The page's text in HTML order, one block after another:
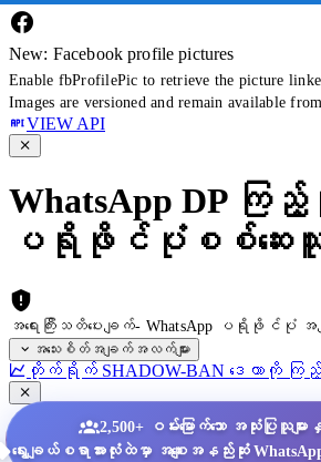
New: Facebook profile pictures
Enable fbProfilePic to retrieve the picture
Images are versioned and remain available
VIEW API
WhatsApp DP က
ပရိုဖိုင်ပုံစစ်ဆေး
အရေးကြီးသတိပေးချက်- WhatsApp ပရိုဖိုင်ပုံ
အသေးစိတ်အချက်အလက်များ
တိုက်ရိုက် SHADOW-BAN ဒေတာကို ကြ
2,500+ ဝမ်းမြောက်သော အသုံးပြုသူများ
ရွေးချယ်စရာအားလုံးထဲမှာ အစျေးအနည်းဆုံး